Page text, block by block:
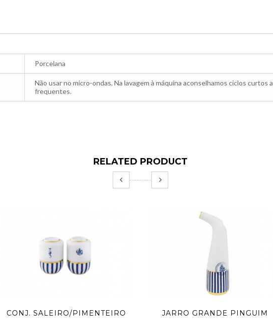
Porcelana
Não usar no micro-ondas. Na lavagem à máquina aconselhamos ciclos curtos
frequentes.
RELATED PRODUCT
CONJ. SALEIRO/PIMENTEIRO JARRO GRANDE PINGUIM